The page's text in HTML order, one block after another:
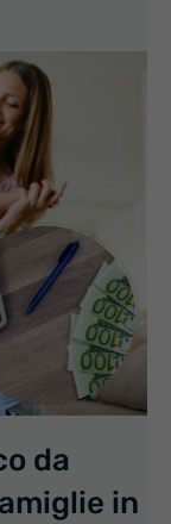
da
in